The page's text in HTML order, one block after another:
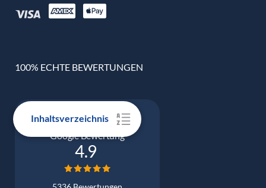
Inhaltsverzeichnis
100% ECHTE BEWERTUNGEN
Google Bewertung
4.9